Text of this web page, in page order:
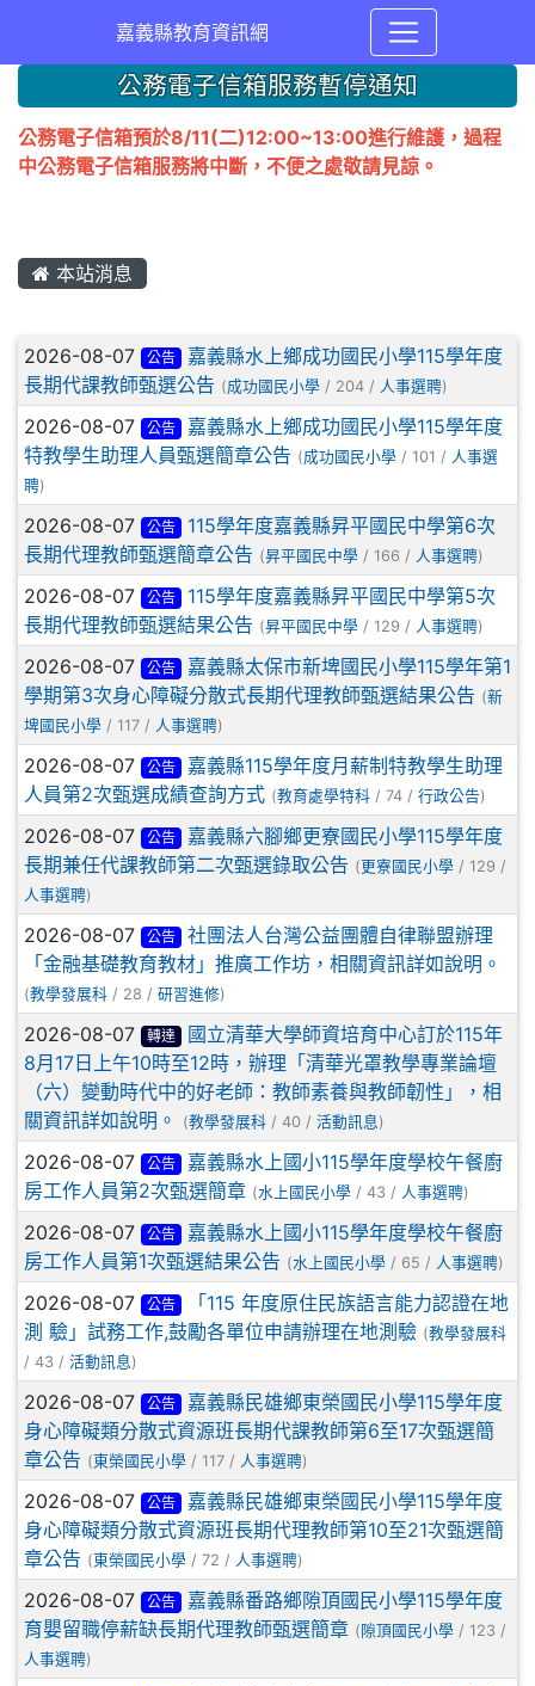
嘉義縣教育資訊網
公務電子信箱服務暫停通知
公務電子信箱預於8/11(二)12:00~13:00進行維護，過程
中公務電子信箱服務將中斷，不便之處敬請見諒。
本站消息
文章列表
2026-08-07 公告
嘉義縣水上鄉成功國民小學115學年度
長期代課教師甄選公告 (成功國民小學 / 204 / 人事選聘)
2026-08-07 公告
嘉義縣水上鄉成功國民小學115學年度
特教學生助理人員甄選簡章公告 (成功國民小學 / 101 / 人事選
聘)
2026-08-07 公告
115學年度嘉義縣昇平國民中學第6次
長期代理教師甄選簡章公告 (昇平國民中學 / 166 / 人事選聘)
2026-08-07 公告
115學年度嘉義縣昇平國民中學第5次
長期代理教師甄選結果公告 (昇平國民中學 / 129 / 人事選聘)
2026-08-07 公告
嘉義縣太保市新埤國民小學115學年第1
學期第3次身心障礙分散式長期代理教師甄選結果公告 (新
埤國民小學 / 117 / 人事選聘)
2026-08-07 公告
嘉義縣115學年度月薪制特教學生助理
人員第2次甄選成績查詢方式 (教育處學特科 / 74 / 行政公告)
2026-08-07 公告
嘉義縣六腳鄉更寮國民小學115學年度
長期兼任代課教師第二次甄選錄取公告 (更寮國民小學 / 129 /
人事選聘)
2026-08-07 公告
社團法人台灣公益團體自律聯盟辦理
「金融基礎教育教材」推廣工作坊，相關資訊詳如說明。
(教學發展科 / 28 / 研習進修)
2026-08-07 轉達
國立清華大學師資培育中心訂於115年
8月17日上午10時至12時，辦理「清華光罩教學專業論壇
（六）變動時代中的好老師：教師素養與教師韌性」，相
關資訊詳如說明。
(教學發展科 / 40 / 活動訊息)
2026-08-07 公告
嘉義縣水上國小115學年度學校午餐廚
房工作人員第2次甄選簡章 (水上國民小學 / 43 / 人事選聘)
2026-08-07 公告
嘉義縣水上國小115學年度學校午餐廚
房工作人員第1次甄選結果公告 (水上國民小學 / 65 / 人事選聘)
2026-08-07 公告
「115 年度原住民族語言能力認證在地
測 驗」試務工作,鼓勵各單位申請辦理在地測驗 (教學發展科
/ 43 / 活動訊息)
2026-08-07 公告
嘉義縣民雄鄉東榮國民小學115學年度
身心障礙類分散式資源班長期代課教師第6至17次甄選簡
章公告 (東榮國民小學 / 117 / 人事選聘)
2026-08-07 公告
嘉義縣民雄鄉東榮國民小學115學年度
身心障礙類分散式資源班長期代理教師第10至21次甄選簡
章公告 (東榮國民小學 / 72 / 人事選聘)
2026-08-07 公告
嘉義縣番路鄉隙頂國民小學115學年度
育嬰留職停薪缺長期代理教師甄選簡章 ( 隙頂國民小學 / 123 /
人事選聘)